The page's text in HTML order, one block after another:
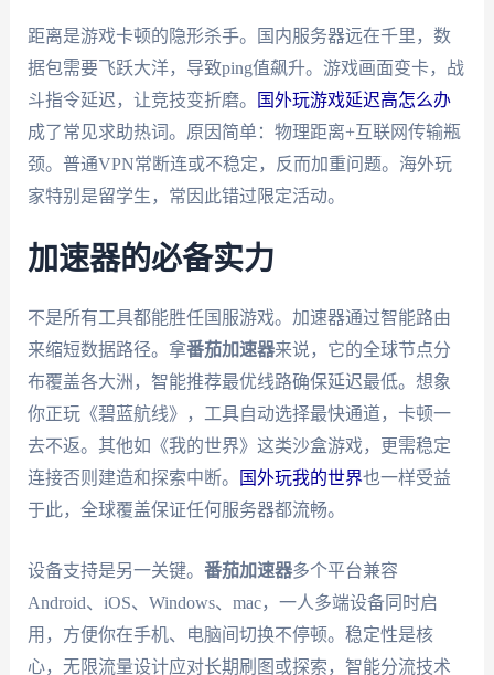
距离是游戏卡顿的隐形杀手。国内服务器远在千里，数
据包需要飞跃大洋，导致ping值飙升。游戏画面变卡，战
斗指令延迟，让竞技变折磨。
国外玩游戏延迟高怎么办
成了常见求助热词。原因简单：物理距离+互联网传输瓶
颈。普通VPN常断连或不稳定，反而加重问题。海外玩
家特别是留学生，常因此错过限定活动。
加速器的必备实力
不是所有工具都能胜任国服游戏。加速器通过智能路由
来缩短数据路径。拿番茄加速器来说，它的全球节点分
布覆盖各大洲，智能推荐最优线路确保延迟最低。想象
你正玩《碧蓝航线》，工具自动选择最快通道，卡顿一
去不返。其他如《我的世界》这类沙盒游戏，更需稳定
连接否则建造和探索中断。
国外玩我的世界也一样受益
于此，全球覆盖保证任何服务器都流畅。
设备支持是另一关键。 番茄加速器多个平台兼容
Android、iOS、Windows、mac，一人多端设备同时启
用，方便你在手机、电脑间切换不停顿。稳定性是核
心，无限流量设计应对长期刷图或探索，智能分流技术